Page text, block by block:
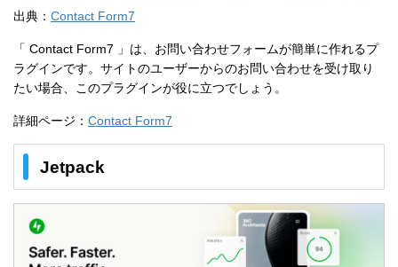
出典： Contact Form7
「 Contact Form7 」は、お問い合わせフォームが簡単に作れるプ
ラグインです。サイトのユーザーからのお問い合わせを受け取り
たい場合、このプラグインが役に立つでしょう。
詳細ページ： Contact Form7
Jetpack